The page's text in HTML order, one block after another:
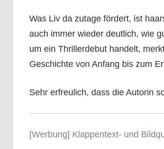
Was Liv da zutage fördert, ist
auch immer wieder deutlich, wie
um ein Thrillerdebut handelt,
Geschichte von Anfang bis zum
Sehr erfreulich, dass die Autorin
[Werbung] Klappentext- und